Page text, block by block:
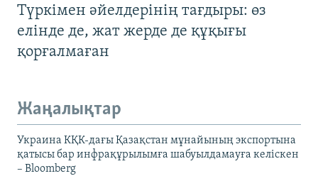
Түркімен әйелдерінің тағдыры: өз
елінде де, жат жерде де құқығы
қорғалмаған
Жаңалықтар
Украина КҚК-дағы Қазақстан мұнайының экспортына
қатысы бар инфрақұрылымға шабуылдамауға келіскен
– Bloomberg